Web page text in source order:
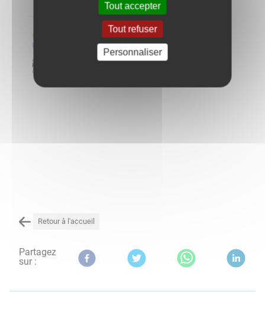
Retour à l'accueil
Partagez
sur :
Tout accepter
Tout refuser
Personnaliser